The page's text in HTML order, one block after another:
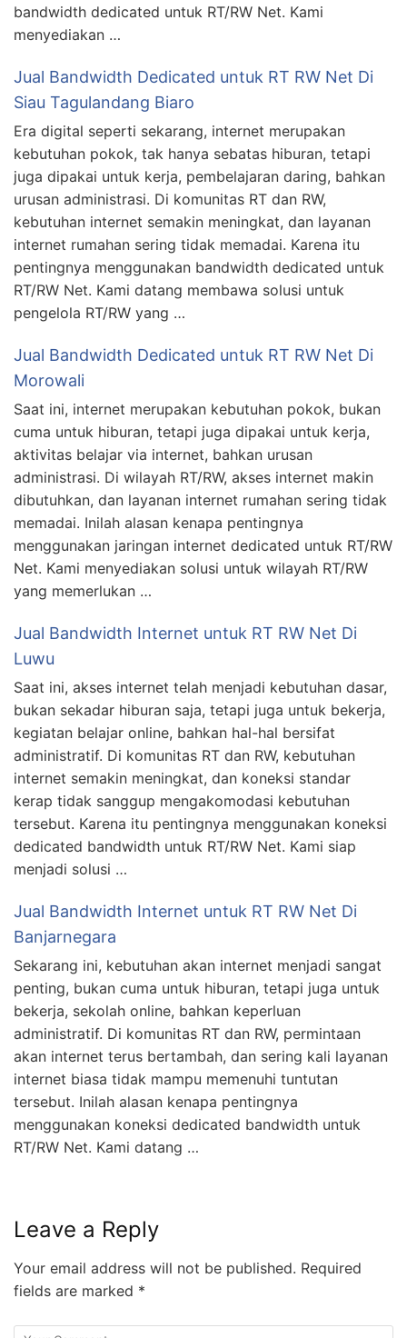
bandwidth dedicated untuk RT/RW Net. Kami
menyediakan …
Jual Bandwidth Dedicated untuk RT RW Net Di
Siau Tagulandang Biaro
Era digital seperti sekarang, internet merupakan
kebutuhan pokok, tak hanya sebatas hiburan, tetapi
juga dipakai untuk kerja, pembelajaran daring, bahkan
urusan administrasi. Di komunitas RT dan RW,
kebutuhan internet semakin meningkat, dan layanan
internet rumahan sering tidak memadai. Karena itu
pentingnya menggunakan bandwidth dedicated untuk
RT/RW Net. Kami datang membawa solusi untuk
pengelola RT/RW yang …
Jual Bandwidth Dedicated untuk RT RW Net Di
Morowali
Saat ini, internet merupakan kebutuhan pokok, bukan
cuma untuk hiburan, tetapi juga dipakai untuk kerja,
aktivitas belajar via internet, bahkan urusan
administrasi. Di wilayah RT/RW, akses internet makin
dibutuhkan, dan layanan internet rumahan sering tidak
memadai. Inilah alasan kenapa pentingnya
menggunakan jaringan internet dedicated untuk RT/RW
Net. Kami menyediakan solusi untuk wilayah RT/RW
yang memerlukan …
Jual Bandwidth Internet untuk RT RW Net Di
Luwu
Saat ini, akses internet telah menjadi kebutuhan dasar,
bukan sekadar hiburan saja, tetapi juga untuk bekerja,
kegiatan belajar online, bahkan hal-hal bersifat
administratif. Di komunitas RT dan RW, kebutuhan
internet semakin meningkat, dan koneksi standar
kerap tidak sanggup mengakomodasi kebutuhan
tersebut. Karena itu pentingnya menggunakan koneksi
dedicated bandwidth untuk RT/RW Net. Kami siap
menjadi solusi …
Jual Bandwidth Internet untuk RT RW Net Di
Banjarnegara
Sekarang ini, kebutuhan akan internet menjadi sangat
penting, bukan cuma untuk hiburan, tetapi juga untuk
bekerja, sekolah online, bahkan keperluan
administratif. Di komunitas RT dan RW, permintaan
akan internet terus bertambah, dan sering kali layanan
internet biasa tidak mampu memenuhi tuntutan
tersebut. Inilah alasan kenapa pentingnya
menggunakan koneksi dedicated bandwidth untuk
RT/RW Net. Kami datang …
Leave a Reply
Your email address will not be published. Required
fields are marked *